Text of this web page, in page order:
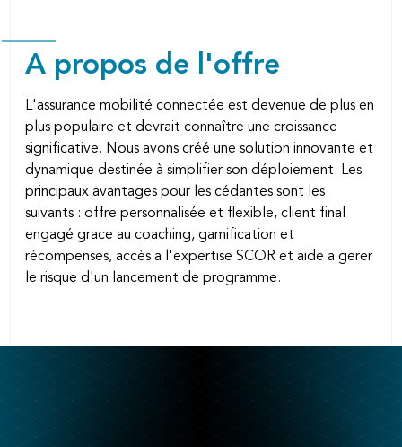
A propos de l'offre
L'assurance mobilité connectée est devenue de plus en
plus populaire et devrait connaître une croissance
significative. Nous avons créé une solution innovante et
dynamique destinée à simplifier son déploiement. Les
principaux avantages pour les cédantes sont les
suivants : offre personnalisée et flexible, client final
engagé grace au coaching, gamification et
récompenses, accès a l'expertise SCOR et aide a gerer
le risque d'un lancement de programme.